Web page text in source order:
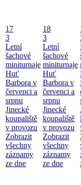
17
3
Letní
šachové
miniturnaje
Huť
Barbora v
červenci a
srpnu
Jinecké
koupaliště
v provozu
Zobrazit
všechny
záznamy
ze dne
18
3
Letní
šachové
miniturnaje
Huť
Barbora v
červenci a
srpnu
Jinecké
koupaliště
v provozu
Zobrazit
všechny
záznamy
ze dne